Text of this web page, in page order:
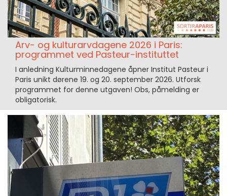
Arv- og kulturarvdagene 2026 i Paris:
programmet ved Pasteur-instituttet
I anledning Kulturminnedagene åpner Institut Pasteur i
Paris unikt dørene 19. og 20. september 2026. Utforsk
programmet for denne utgaven! Obs, påmelding er
obligatorisk.